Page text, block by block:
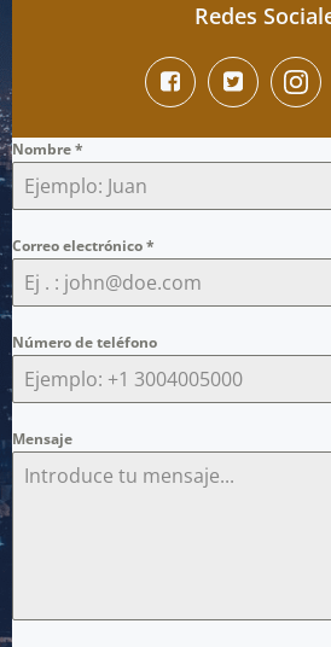
Redes
Nombre*
Correo electrónico*
Número de teléfono
Mensaje